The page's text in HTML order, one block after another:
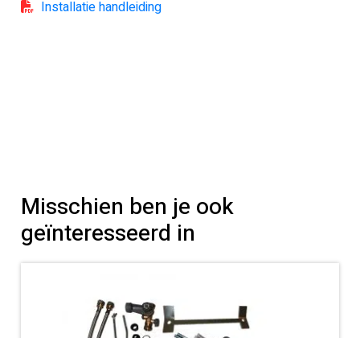
Installatie handleiding
Misschien ben je ook
geïnteresseerd in